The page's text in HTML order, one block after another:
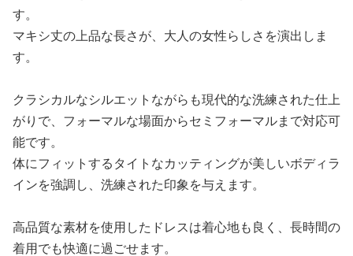
す。
マキシ丈の上品な長さが、大人の女性らしさを演出しま
す。
クラシカルなシルエットながらも現代的な洗練された仕上
がりで、フォーマルな場面からセミフォーマルまで対応可
能です。
体にフィットするタイトなカッティングが美しいボディラ
インを強調し、洗練された印象を与えます。
高品質な素材を使用したドレスは着心地も良く、長時間の
着用でも快適に過ごせます。